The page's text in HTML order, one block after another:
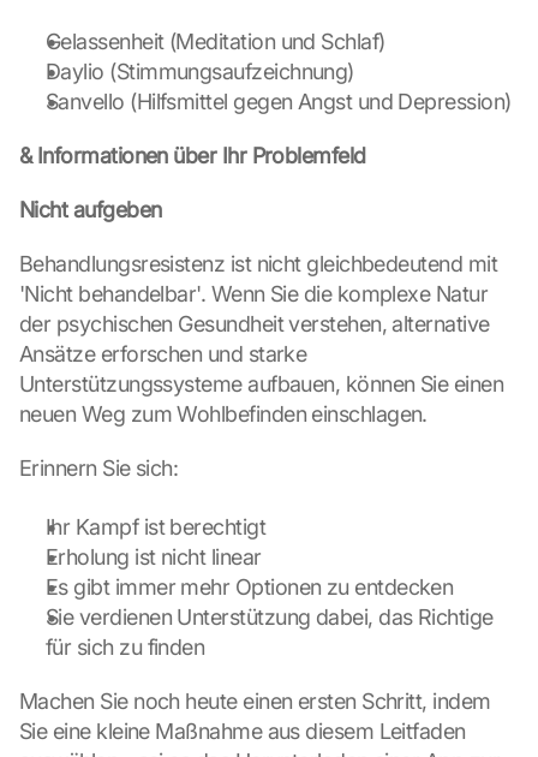
Gelassenheit (Meditation und Schlaf)
Daylio (Stimmungsaufzeichnung)
Sanvello (Hilfsmittel gegen Angst und Depression)
& Informationen über Ihr Problemfeld
Nicht aufgeben
Behandlungsresistenz ist nicht gleichbedeutend mit
'Nicht behandelbar'. Wenn Sie die komplexe Natur
der psychischen Gesundheit verstehen, alternative
Ansätze erforschen und starke
Unterstützungssysteme aufbauen, können Sie einen
neuen Weg zum Wohlbefinden einschlagen.
Erinnern Sie sich:
Ihr Kampf ist berechtigt
Erholung ist nicht linear
Es gibt immer mehr Optionen zu entdecken
Sie verdienen Unterstützung dabei, das Richtige
für sich zu finden
Machen Sie noch heute einen ersten Schritt, indem
Sie eine kleine Maßnahme aus diesem Leitfaden
p
s
D
t
w
l
l
b
t
r
a
s
t
e
d
t
G
o
o